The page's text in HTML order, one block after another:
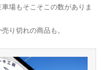
場もそこそこの数がありま
り切れの商品も。